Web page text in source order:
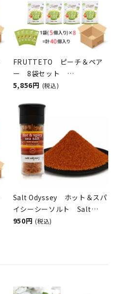
FRUTTETO ピーチ＆ペア
ー 8袋セット
FRUTTETO（フルッテー
5,856円 (税込)
Salt Odyssey ホット＆スパ
イシーシーソルト Salt
Odyssey（ソルトオデッセ
950円 (税込)